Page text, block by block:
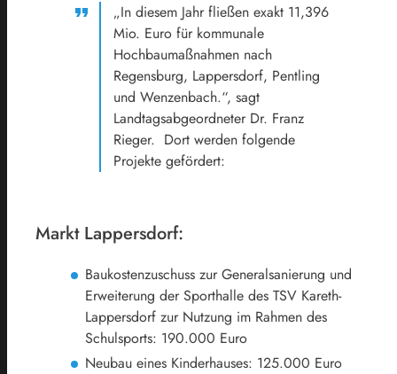
„In diesem Jahr fließen exakt 11,396
Mio. Euro für kommunale
Hochbaumaßnahmen nach
Regensburg, Lappersdorf, Pentling
und Wenzenbach.“, sagt
Landtagsabgeordneter Dr. Franz
Rieger. Dort werden folgende
Projekte gefördert:
Markt Lappersdorf:
Baukostenzuschuss zur Generalsanierung und
Erweiterung der Sporthalle des TSV Kareth-
Lappersdorf zur Nutzung im Rahmen des
Schulsports: 190.000 Euro
Neubau eines Kinderhauses: 125.000 Euro